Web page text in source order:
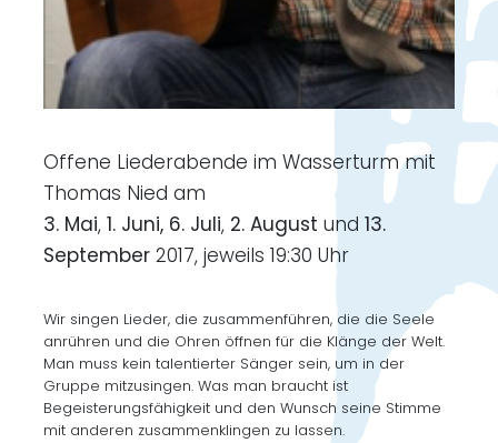
Offene Liederabende im Wasserturm mit
Thomas Nied am
3. Mai,1. Juni, 6. Juli, 2. August und13.
September2017, jeweils 19:30 Uhr
Wir singen Lieder, die zusammenführen, die die Seele
anrühren und die Ohren öffnen für die Klänge der Welt.
Man muss kein talentierter Sänger sein, um in der
Gruppe mitzusingen. Was man braucht ist
Begeisterungsfähigkeit und den Wunsch seine Stimme
mit anderen zusammenklingen zu lassen.